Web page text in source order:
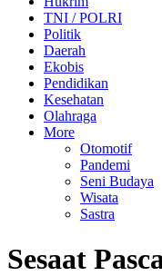
TNI / POLRI
Politik
Daerah
Ekobis
Pendidikan
Kesehatan
Olahraga
More
Otomotif
Pandemi
Seni Budaya
Wisata
Sastra
Sesaat